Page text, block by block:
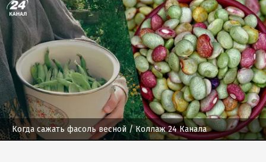
Когда сажать фасоль весной / Коллаж 24 Канала